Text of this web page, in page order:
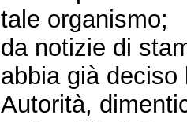
tale organismo;
da notizie di
abbia già
Autorità,